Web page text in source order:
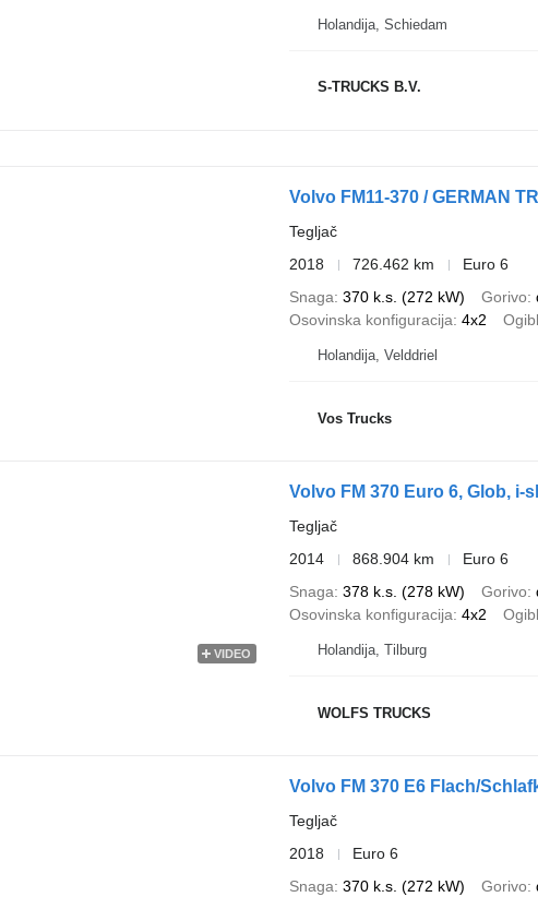
Holandija, Schiedam
S-TRUCKS B.V.
Volvo FM11-370 / GERMAN
Tegljač
2018
726.462 km
Euro 6
Snaga 370 k.s. (272 kW) Gorivo
Osovinska konfiguracija 4x2
Holandija, Velddriel
Vos Trucks
VIDEO
Volvo FM 370 Euro 6, Glob, i-
Tegljač
2014
868.904 km
Euro 6
Snaga 378 k.s. (278 kW) Gorivo
Osovinska konfiguracija 4x2
Holandija, Tilburg
WOLFS TRUCKS
Volvo FM 370 E6 Flach/
Tegljač
2018
Euro 6
Snaga 370 k.s. (272 kW) Gorivo